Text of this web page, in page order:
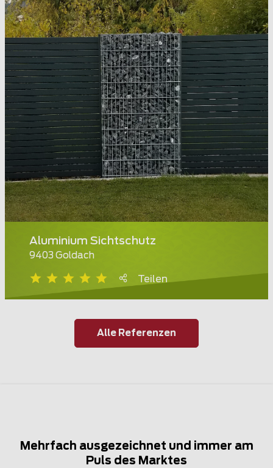
Aluminium Sichtschutz
9403 Goldach
Teilen
Alle Referenzen
Mehrfach ausgezeichnet und immer am
Puls des Marktes